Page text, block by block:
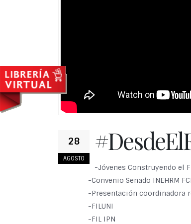
28
AGOSTO
-Jóvenes Construyendo el
-Convenio Senado INEHRM
-Presentación coordinadora
-FILUNI
-FIL IPN